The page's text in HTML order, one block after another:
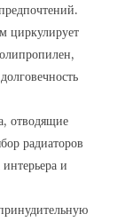
циркулирует
отводящие
радиаторов
и